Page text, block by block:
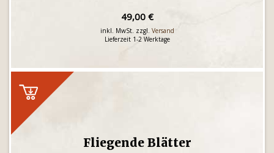
49,00 €
inkl. MwSt. zzgl. Versand
Lieferzeit 1-2 Werktage
Fliegende Blätter